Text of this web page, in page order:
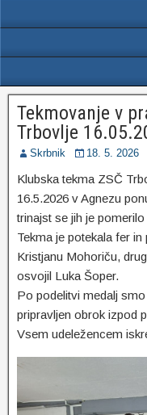
Tekmovanje v
Trbovlje
Skrbnik 18. 5. 2026
Klubska tekma ZSČ
16.5.2026 v Agnezu
trinajst se jih je
Tekma je potekala fer
Kristjanu Mohoriču,
osvojil Luka Šoper.
Po podelitvi medalj
pripravljen obrok izpod
Vsem udeležencem